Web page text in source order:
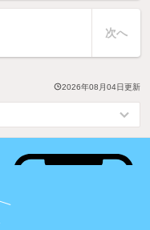
次へ
2026年08月04日更新